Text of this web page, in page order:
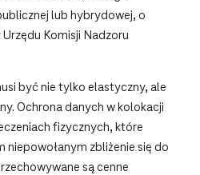
lub hybrydowej, o
Komisji Nadzoru
być nie tylko elastyczny, ale
Ochrona danych w kolokacji
fizycznych, które
niepowołanym zbliżenie się do
są cenne